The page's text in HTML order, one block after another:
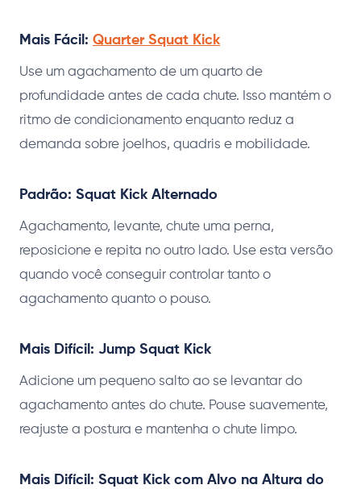
Mais Fácil: Quarter Squat Kick
Use um agachamento de um quarto de
profundidade antes de cada chute. Isso mantém o
ritmo de condicionamento enquanto reduz a
demanda sobre joelhos, quadris e mobilidade.
Padrão: Squat Kick Alternado
Agachamento, levante, chute uma perna,
reposicione e repita no outro lado. Use esta versão
quando você conseguir controlar tanto o
agachamento quanto o pouso.
Mais Difícil: Jump Squat Kick
Adicione um pequeno salto ao se levantar do
agachamento antes do chute. Pouse suavemente,
reajuste a postura e mantenha o chute limpo.
Mais Difícil: Squat Kick com Alvo na Altura do